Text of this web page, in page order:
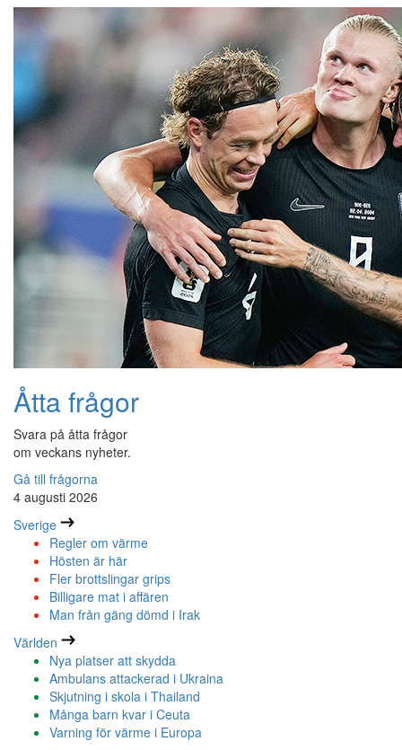
Åtta frågor
Svara på åtta frågor
om veckans nyheter.
Gå till frågorna
4 augusti 2026
Sverige
Regler om värme
Hösten är här
Fler brottslingar grips
Billigare mat i affären
Man från gäng dömd i Irak
Världen
Nya platser att skydda
Ambulans attackerad i Ukraina
Skjutning i skola i Thailand
Många barn kvar i Ceuta
Varning för värme i Europa